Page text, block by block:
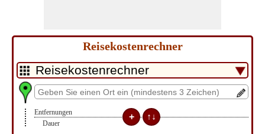
Reisekostenrechner
Entfernungen
Dauer